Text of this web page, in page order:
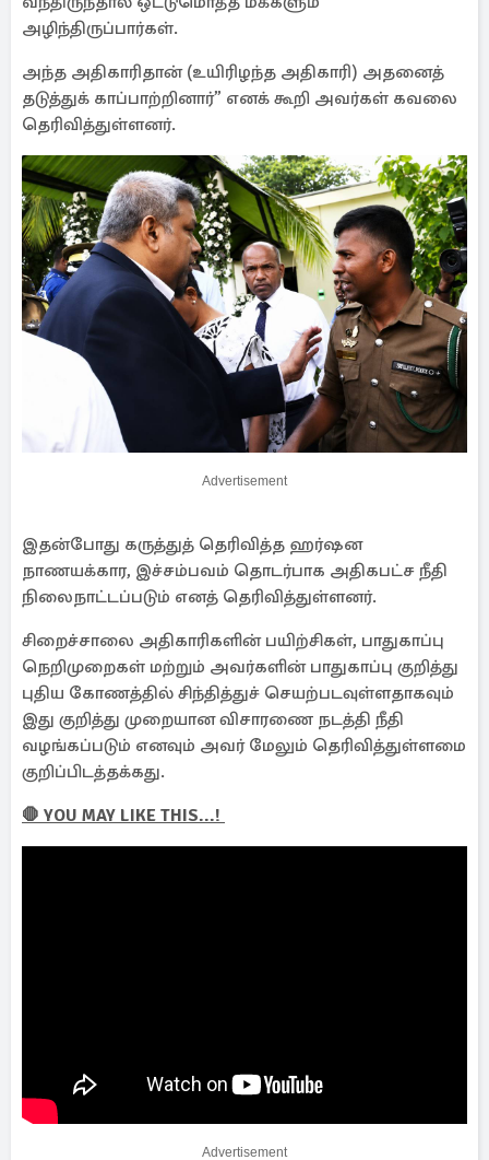
அழிந்திருப்பார்கள்.
அந்த அதிகாரிதான் (உயிரிழந்த அதிகாரி) அதனைத்
தடுத்துக் காப்பாற்றினார்” எனக் கூறி அவர்கள் கவலை
தெரிவித்துள்ளனர்.
Advertisement
இதன்போது கருத்துத் தெரிவித்த ஹர்ஷன
நாணயக்கார, இச்சம்பவம் தொடர்பாக அதிகபட்ச நீதி
நிலைநாட்டப்படும் எனத் தெரிவித்துள்ளனர்.
சிறைச்சாலை அதிகாரிகளின் பயிற்சிகள், பாதுகாப்பு
நெறிமுறைகள் மற்றும் அவர்களின் பாதுகாப்பு குறித்து
புதிய கோணத்தில் சிந்தித்துச் செயற்படவுள்ளதாகவும்
இது குறித்து முறையான விசாரணை நடத்தி நீதி
வழங்கப்படும் எனவும் அவர் மேலும் தெரிவித்துள்ளமை
குறிப்பிடத்தக்கது.
🛑 YOU MAY LIKE THIS...!
Advertisement